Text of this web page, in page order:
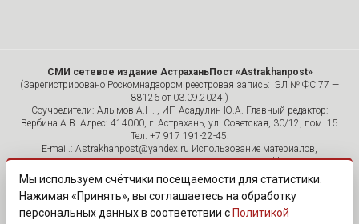
СМИ сетевое издание АстраханьПост «Astrakhanpost»
(Зарегистрировано Роскомнадзором реестровая запись: ЭЛ № ФС 77 —
88126 от 03.09.2024.)
Соучредители: Алымов А.Н. , ИП Асадулин Ю.А. Главный редактор:
Вербина А.В. Адрес: 414000, г. Астрахань, ул. Советская, 30/12, пом. 15
Тел. +7 917 191-22-45.
E-mail.: Astrakhanpost@yandex.ru Использование материалов,
размещенных на страницах сетевого издания «Astrakhanpost»,
допускается исключительно с указанием источника и публикацией
активной гиперссылки на портал Astrakhanpost.ru. Комментарии
читателей сайта размещаются без предварительного редактирования.
Редакция оставляет за собой право удалить их с сайта или
Мы используем счётчики посещаемости для статистики.
Нажимая «Принять», вы соглашаетесь на обработку
персональных данных в соответствии с Политикой